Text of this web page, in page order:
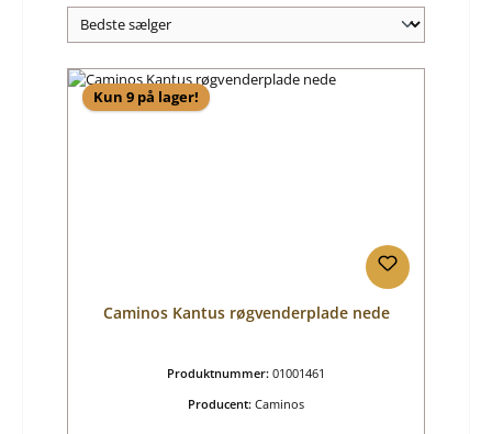
Kun 9 på lager!
Caminos Kantus røgvenderplade nede
Produktnummer: 01001461
Producent: Caminos